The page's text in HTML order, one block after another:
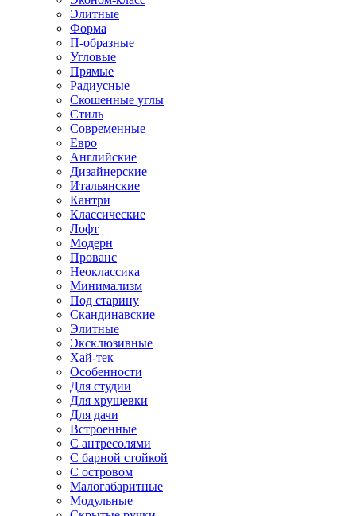
Элитные
Форма
П-образные
Угловые
Прямые
Радиусные
Скошенные углы
Стиль
Современные
Евро
Английские
Дизайнерские
Итальянские
Кантри
Классические
Лофт
Модерн
Прованс
Неоклассика
Минимализм
Под старину
Скандинавские
Элитные
Эксклюзивные
Хай-тек
Особенности
Для студии
Для хрущевки
Для дачи
Встроенные
С антресолями
С барной стойкой
С островом
Малогабаритные
Модульные